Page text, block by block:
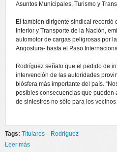
Asuntos Municipales, Turismo y
El también dirigente sindical recordó
Interior y Transporte de la Nación,
automotor de cargas peligrosas por
Angostura- hasta el Paso
Rodríguez señalo que el pedido de
intervención de las autoridades
biósfera más importante del país.
posibles consecuencias que
de siniestros no sólo para los
Tags: Titulares
Rodriguez
Leer más